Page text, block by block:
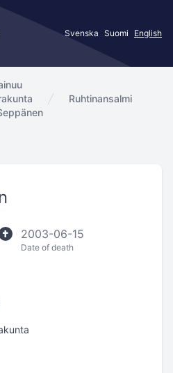
Svenska Suomi English
Ruhtinansalmi
2003-06-15
Date of death